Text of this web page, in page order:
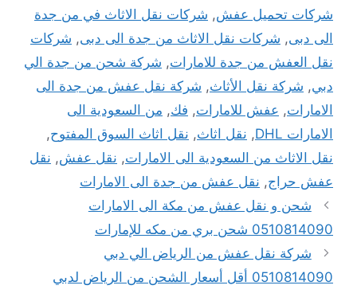
شركات تحميل عفش , شركات نقل الاثاث في من جدة
الى دبى , شركات نقل الاثاث من جدة الى دبى , شركات
نقل العفش من جدة للامارات, شركة شحن من جدة الي
دبي , شركة نقل الأثاث, شركة نقل عفش من جدة الى
الامارات, عفش للامارات, فك, من السعودية الى
الامارات DHL
, نقل اثاث, نقل اثاث السوق المفتوح,
نقل الاثاث من السعودية الى الامارات, نقل عفش , نقل
عفش حراج, نقل عفش من جدة الى الامارات
شحن و نقل عفش من مكة الى الامارات
0510814090 شحن بري من مكه للإمارات
شركة نقل عفش من الرياض الي دبي
0510814090 أقل أسعار الشحن من الرياض لدبي